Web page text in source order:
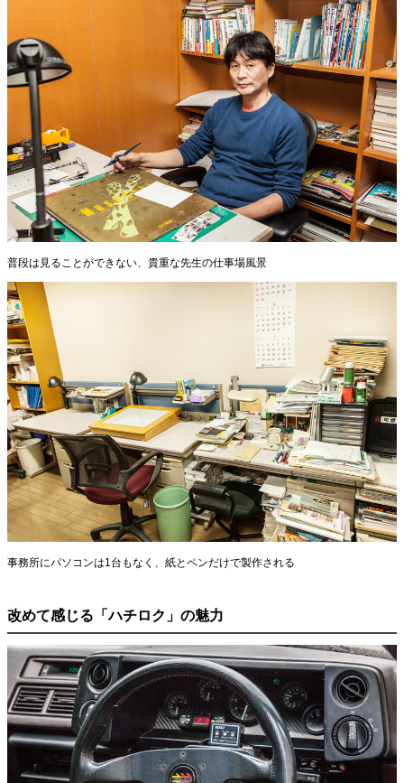
普段は見ることができない、貴重な先生の仕事場風景
事務所にパソコンは1台もなく、紙とペンだけで製作される
改めて感じる「ハチロク」の魅力